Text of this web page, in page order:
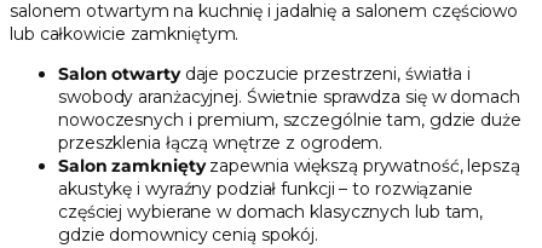
salonem otwartym na kuchnię i jadalnię a salonem częściowo
lub całkowicie zamkniętym.
Salon otwartydaje poczucie przestrzeni, światła i
swobody aranżacyjnej. Świetnie sprawdza się w domach
nowoczesnych i premium, szczególnie tam, gdzie duże
przeszklenia łączą wnętrze z ogrodem.
Salon zamkniętyzapewnia większą prywatność, lepszą
akustykę i wyraźny podział funkcji – to rozwiązanie
częściej wybierane w domach klasycznych lub tam,
gdzie domownicy cenią spokój.